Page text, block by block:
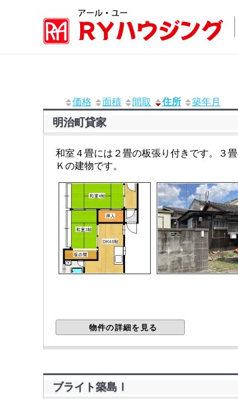
価格 面積 間取 住所 築年月
明治町貸家
和室４畳には２畳の板張り付きです。３
Ｋの建物です。
物件の詳細を見る
ブライト築島Ⅰ